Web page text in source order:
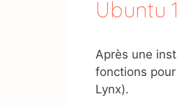
Ubuntu
Après une
fonctions
Lynx).